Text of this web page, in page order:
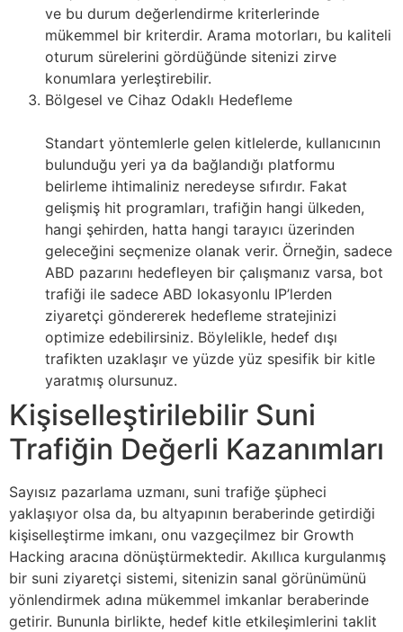
ve bu durum değerlendirme kriterlerinde
mükemmel bir kriterdir. Arama motorları, bu kaliteli
oturum sürelerini gördüğünde sitenizi zirve
konumlara yerleştirebilir.
Bölgesel ve Cihaz Odaklı Hedefleme
Standart yöntemlerle gelen kitlelerde, kullanıcının
bulunduğu yeri ya da bağlandığı platformu
belirleme ihtimaliniz neredeyse sıfırdır. Fakat
gelişmiş hit programları, trafiğin hangi ülkeden,
hangi şehirden, hatta hangi tarayıcı üzerinden
geleceğini seçmenize olanak verir. Örneğin, sadece
ABD pazarını hedefleyen bir çalışmanız varsa, bot
trafiği ile sadece ABD lokasyonlu IP’lerden
ziyaretçi göndererek hedefleme stratejinizi
optimize edebilirsiniz. Böylelikle, hedef dışı
trafikten uzaklaşır ve yüzde yüz spesifik bir kitle
yaratmış olursunuz.
Kişiselleştirilebilir Suni
Trafiğin Değerli Kazanımları
Sayısız pazarlama uzmanı, suni trafiğe şüpheci
yaklaşıyor olsa da, bu altyapının beraberinde getirdiği
kişiselleştirme imkanı, onu vazgeçilmez bir Growth
Hacking aracına dönüştürmektedir. Akıllıca kurgulanmış
bir suni ziyaretçi sistemi, sitenizin sanal görünümünü
yönlendirmek adına mükemmel imkanlar beraberinde
getirir. Bununla birlikte, hedef kitle etkileşimlerini taklit